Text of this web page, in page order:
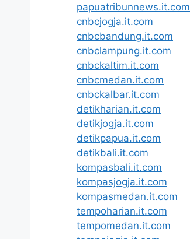
papuatribunnews.it.com
cnbcjogja.it.com
cnbcbandung.it.com
cnbclampung.it.com
cnbckaltim.it.com
cnbcmedan.it.com
cnbckalbar.it.com
detikharian.it.com
detikjogja.it.com
detikpapua.it.com
detikbali.it.com
kompasbali.it.com
kompasjogja.it.com
kompasmedan.it.com
tempoharian.it.com
tempomedan.it.com